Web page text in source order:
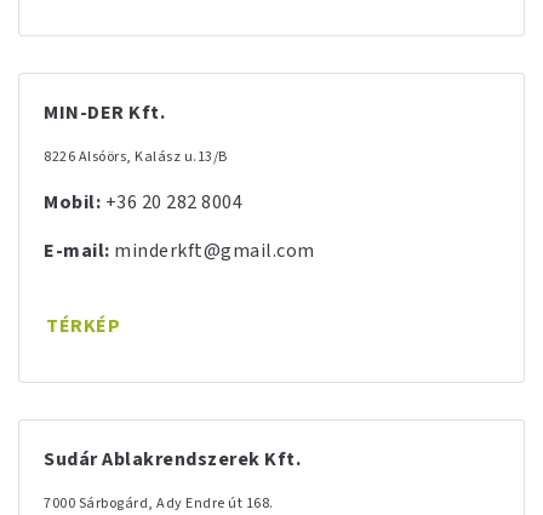
MIN-DER Kft.
8226 Alsóörs, Kalász u.13/B
Mobil: +36 20 282 8004
E-mail: minderkft@gmail.com
TÉRKÉP
Sudár Ablakrendszerek Kft.
7000 Sárbogárd, Ady Endre út 168.